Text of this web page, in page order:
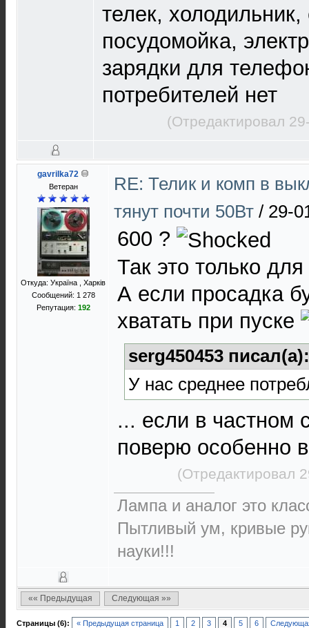
телек, холодильник,
посудомойка,
зарядки для
потребителей нет
(Отредактировал
gavrilka72
Ветеран
Откуда: Україна , Харків
Сообщений: 1 278
Репутация: 192
RE: Телик и комп в
тянут почти 50Вт / 29-
600 ?
Так это только
А если просадка
хватать при пуске
serg450453
У нас среднее
... если в частном
поверю особенно
(Отредактировал
Лампа и аналог это
Пытливый ум, кривые
науки!!!
«« Предыдущая Следующая »»
Страницы (6): « Предыдущая страница 1 2 3 4 5 6